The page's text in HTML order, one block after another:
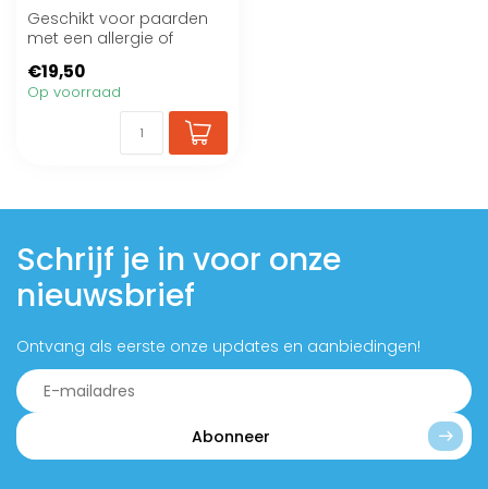
Geschikt voor paarden
met een allergie of
€19,50
Op voorraad
Schrijf je in voor onze
nieuwsbrief
Ontvang als eerste onze updates en aanbiedingen!
Abonneer